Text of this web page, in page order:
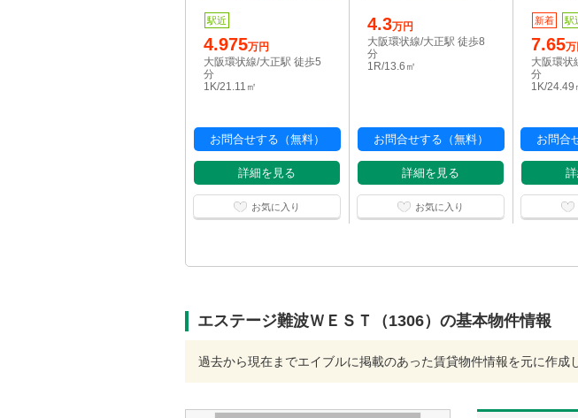
駅近
4.975万円
大阪環状線/大正駅 徒歩5
分
1K/21.11㎡
お問合せする（無料）
詳細を見る
お気に入り
4.3万円
大阪環状線/大正駅 徒歩8
分
1R/13.6㎡
お問合せする（無料）
詳細を見る
お気に入り
新着 駅
7.65万
大阪環状
分
1K/24.49
お問合
エステージ難波ＷＥＳＴ（1306）の基本物件情報
過去から現在までエイブルに掲載のあった賃貸物件情報を元に作成